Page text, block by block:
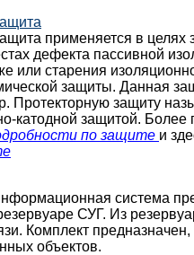
применяется в
дефекта пассивной
или старения
защиты. Данная
Протекторную защиту
катодной защитой.
по защите и
система
СУГ. Из
Комплект
объектов.